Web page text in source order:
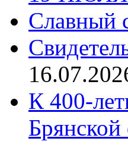
Славный
К 400-
Брянской